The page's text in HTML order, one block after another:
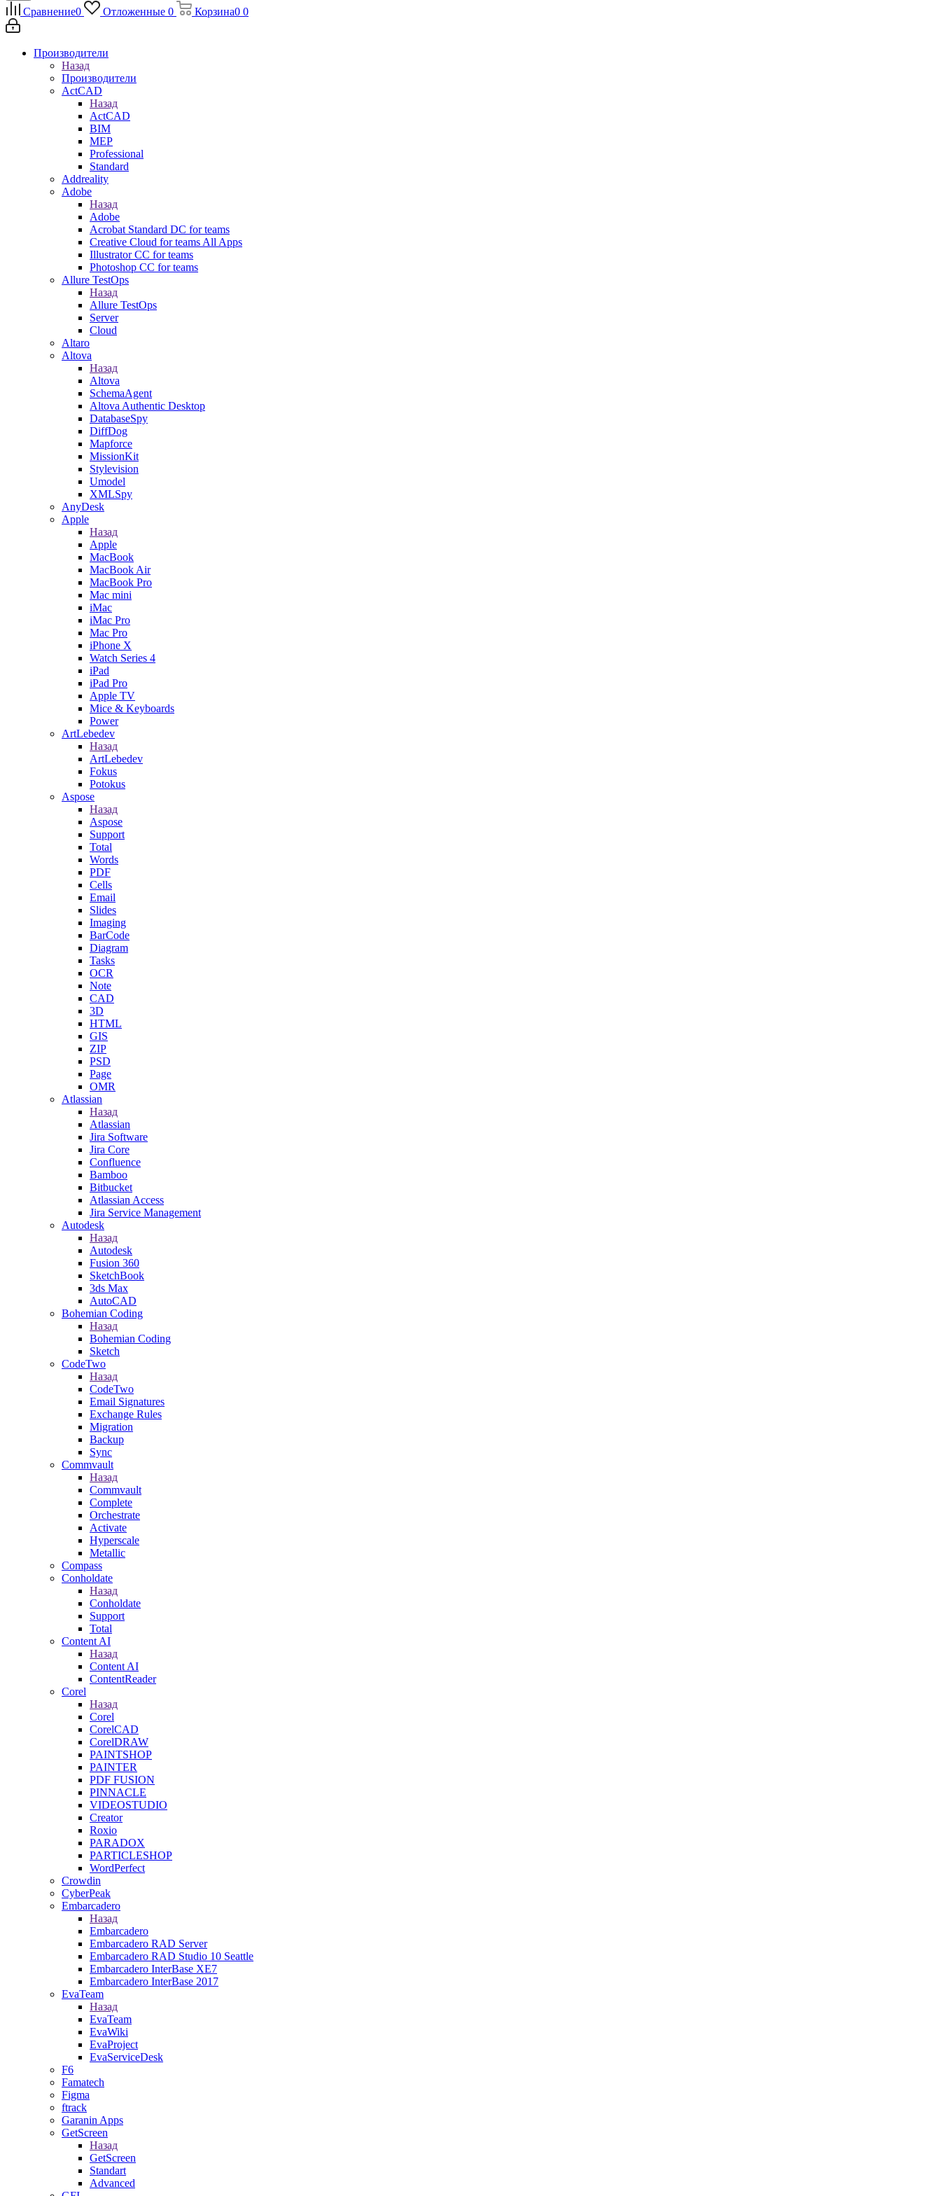
Сравнение0 Отложенные 0 Корзина0 0
Производители
Назад
Производители
ActCAD
Назад
ActCAD
BIM
MEP
Professional
Standard
Addreality
Adobe
Назад
Adobe
Acrobat Standard DC for teams
Creative Cloud for teams All Apps
Illustrator CC for teams
Photoshop CC for teams
Allure TestOps
Назад
Allure TestOps
Server
Cloud
Altaro
Altova
Назад
Altova
SchemaAgent
Altova Authentic Desktop
DatabaseSpy
DiffDog
Mapforce
MissionKit
Stylevision
Umodel
XMLSpy
AnyDesk
Apple
Назад
Apple
MacBook
MacBook Air
MacBook Pro
Mac mini
iMac
iMac Pro
Mac Pro
iPhone X
Watch Series 4
iPad
iPad Pro
Apple TV
Mice & Keyboards
Power
ArtLebedev
Назад
ArtLebedev
Fokus
Potokus
Aspose
Назад
Aspose
Support
Total
Words
PDF
Cells
Email
Slides
Imaging
BarCode
Diagram
Tasks
OCR
Note
CAD
3D
HTML
GIS
ZIP
PSD
Page
OMR
Atlassian
Назад
Atlassian
Jira Software
Jira Core
Confluence
Bamboo
Bitbucket
Atlassian Access
Jira Service Management
Autodesk
Назад
Autodesk
Fusion 360
SketchBook
3ds Max
AutoCAD
Bohemian Coding
Назад
Bohemian Coding
Sketch
CodeTwo
Назад
CodeTwo
Email Signatures
Exchange Rules
Migration
Backup
Sync
Commvault
Назад
Commvault
Complete
Orchestrate
Activate
Hyperscale
Metallic
Compass
Conholdate
Назад
Conholdate
Support
Total
Content AI
Назад
Content AI
ContentReader
Corel
Назад
Corel
CorelCAD
CorelDRAW
PAINTSHOP
PAINTER
PDF FUSION
PINNACLE
VIDEOSTUDIO
Creator
Roxio
PARADOX
PARTICLESHOP
WordPerfect
Crowdin
CyberPeak
Embarcadero
Назад
Embarcadero
Embarcadero RAD Server
Embarcadero RAD Studio 10 Seattle
Embarcadero InterBase XE7
Embarcadero InterBase 2017
EvaTeam
Назад
EvaTeam
EvaWiki
EvaProject
EvaServiceDesk
F6
Famatech
Figma
ftrack
Garanin Apps
GetScreen
Назад
GetScreen
Standart
Advanced